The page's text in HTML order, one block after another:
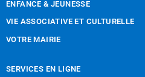
ENFANCE & JEUNESSE
VIE ASSOCIATIVE ET CULTURELLE
VOTRE MAIRIE
SERVICES EN LIGNE